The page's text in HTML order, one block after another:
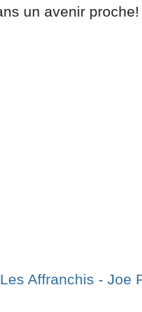
un avenir proche!
Les Affranchis - Joe